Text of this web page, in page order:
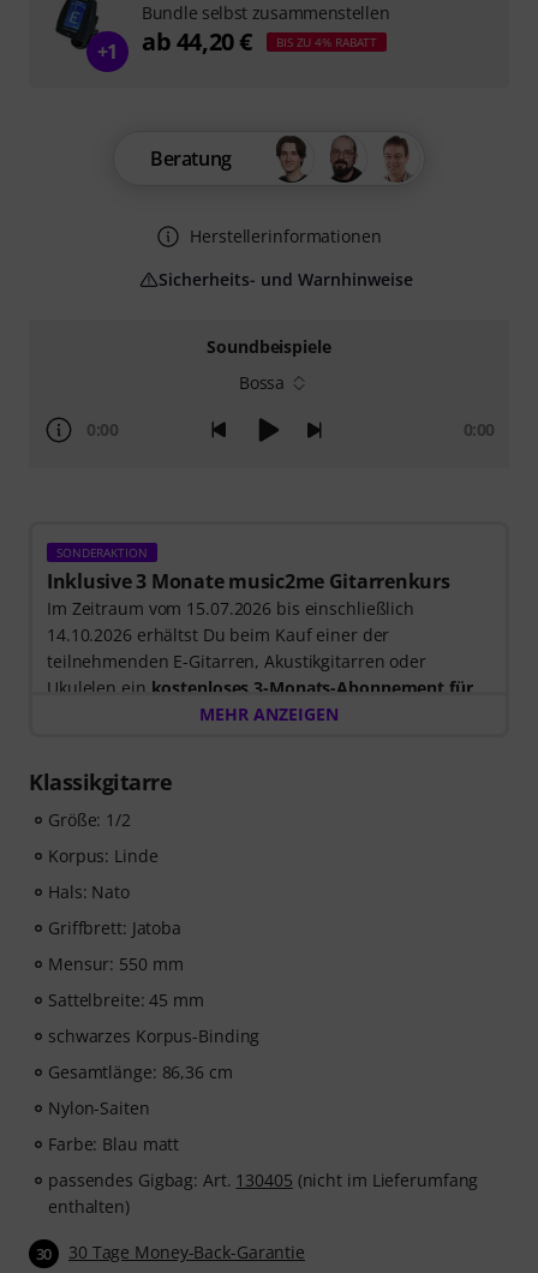
Soundbeispiele
Bossa
0:00 0:00
SONDERAKTION
Inklusive 3 Monate music2me Gitarrenkurs
Im Zeitraum vom 15.07.2026 bis einschließlich
14.10.2026 erhältst Du beim Kauf einer der
teilnehmenden E-Gitarren, Akustikgitarren oder
Ukulelen ein kostenloses 3-Monats-Abonnement für
einen Onlinekurs von music2me im Wert von EUR
zugesendet. Das music2me Abo endet nach Ablauf
automatisch.
Music2Me, dein Online-Lernportal für Musik mit einem
pädagogischen Konzept von studierten Musiklehrern.
Ausgezeichnet mit dem deutschen Bildungs-Award
2025/2026 in der Kategorie “E-Learning
Videolektionen für Anfänger und Fortgeschrittene – von
Pop, Rock und Blues bis Metal und mehr. Mit
persönlichem Support per Chat, Noten zum
Übungsfunktion, Zeitlupe und weitere Features.
MEHR ANZEIGEN
Klassikgitarre
Größe: 1/2
Korpus: Linde
Hals: Nato
Griffbrett: Jatoba
Mensur: 550 mm
Sattelbreite: 45 mm
schwarzes Korpus-Binding
Gesamtlänge: 86,36 cm
Nylon-Saiten
Farbe: Blau matt
passendes Gigbag: Art. 130405 (nicht im Lieferumfang
enthalten)
30 30 Tage Money-Back-Garantie
Beratung
Herstellerinformationen
Sicherheits- und Warnhinweise
+1
Bundle selbst zusammenstellen
ab 44,20 € BIS ZU 4% RABATT